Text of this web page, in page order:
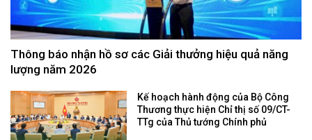
Thông báo nhận hồ sơ các Giải thưởng hiệu quả năng
lượng năm 2026
Kế hoạch hành động của Bộ Công
Thương thực hiện Chỉ thị số 09/CT-
TTg của Thủ tướng Chính phủ